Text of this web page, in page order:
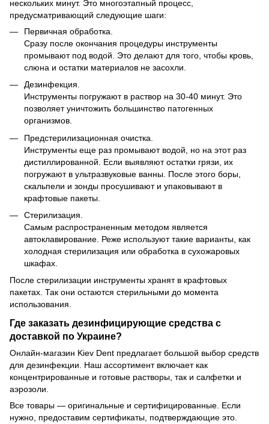
нескольких минут. Это многоэтапный процесс,
предусматривающий следующие шаги:
Первичная обработка.
Сразу после окончания процедуры инструменты
промывают под водой. Это делают для того, чтобы кровь,
слюна и остатки материалов не засохли.
Дезинфекция.
Инструменты погружают в раствор на 30-40 минут. Это
позволяет уничтожить большинство патогенных
организмов.
Предстерилизационная очистка.
Инструменты еще раз промывают водой, но на этот раз
дистиллированной. Если выявляют остатки грязи, их
погружают в ультразвуковые ванны. После этого боры,
скальпели и зонды просушивают и упаковывают в
крафтовые пакеты.
Стерилизация.
Самым распространенным методом является
автоклавирование. Реже используют такие варианты, как
холодная стерилизация или обработка в сухожаровых
шкафах.
После стерилизации инструменты хранят в крафтовых
пакетах. Так они остаются стерильными до момента
использования.
Где заказать дезинфицирующие средства с
доставкой по Украине?
Онлайн-магазин Kiev Dent предлагает большой выбор средств
для дезинфекции. Наш ассортимент включает как
концентрированные и готовые растворы, так и салфетки и
аэрозоли.
Все товары — оригинальные и сертифицированные. Если
нужно, предоставим сертификаты, подтверждающие это.